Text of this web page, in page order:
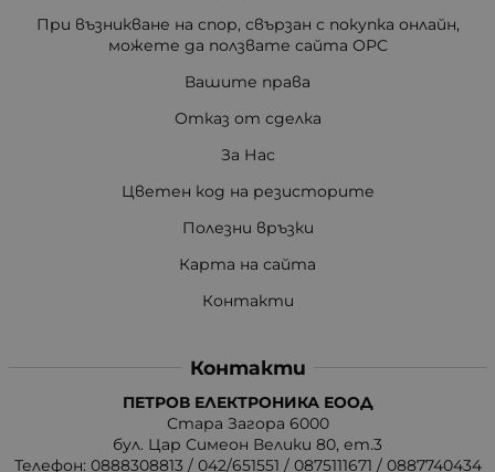
При възникване на спор, свързан с покупка онлайн,
можете да ползвате сайта ОРС
Вашите права
Отказ от сделка
За Нас
Цветен код на резисторите
Полезни връзки
Карта на сайта
Контакти
Контакти
ПЕТРОВ ЕЛЕКТРОНИКА ЕООД
Стара Загора 6000
бул. Цар Симеон Велики 80, ет.3
Телефон: 0888308813 / 042/651551 / 0875111671 / 0887740434